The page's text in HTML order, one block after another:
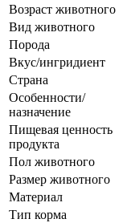
Возраст животного
Вид животного
Порода
Вкус/ингридиент
Страна
Особенности/
назначение
Пищевая ценность
продукта
Пол животного
Размер животного
Материал
Тип корма